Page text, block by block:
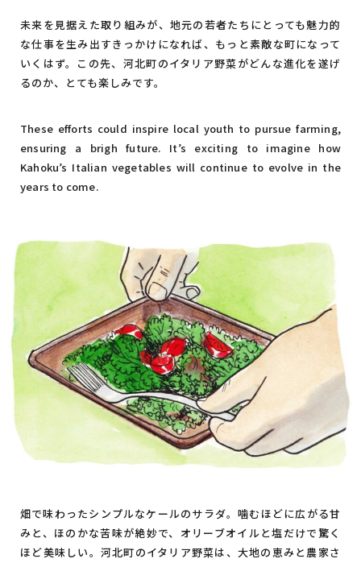
未来を見据えた取り組みが、地元の若者たちにとっても魅力的
な仕事を生み出すきっかけになれば、もっと素敵な町になって
いくはず。この先、河北町のイタリア野菜がどんな進化を遂げ
るのか、とても楽しみです。
These efforts could inspire local youth to pursue farming,
ensuring a brigh future. It’s exciting to imagine how
Kahoku’s Italian vegetables will continue to evolve in the
years to come.
畑で味わったシンプルなケールのサラダ。噛むほどに広がる甘
みと、ほのかな苦味が絶妙で、オリーブオイルと塩だけで驚く
ほど美味しい。河北町のイタリア野菜は、大地の恵みと農家さ